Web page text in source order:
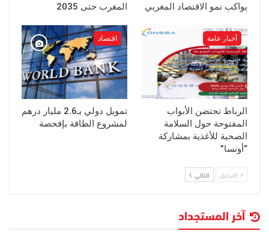
يواكب نمو الاقتصاد المغربي
المغرب حتى 2035
أخبار عامة
الرباط تحتضن الأبواب
المفتوحة حول السلامة
الصحية للأغذية بمشاركة
“أونسا”
اقتصاد
تمويل دولي بـ2.6 مليار درهم
لمشروع الطاقة بإفحصة
السابق التالي
آخر المستجداد